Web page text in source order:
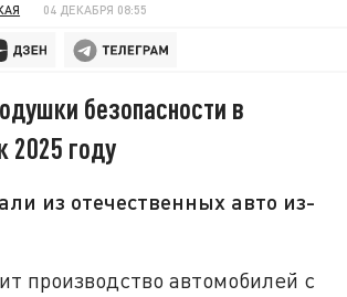
04 ДЕКАБРЯ 08:55
безопасности в
2025 году
из отечественных авто из-
производство автомобилей с